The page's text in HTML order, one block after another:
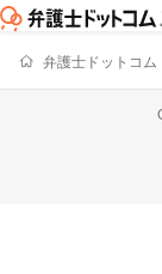
弁護士ドットコム